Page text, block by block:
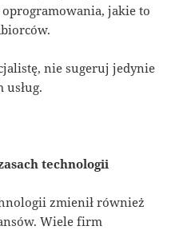
jakie to
nie sugeruj jedynie
usług.
technologii
zmienił również
Wiele firm